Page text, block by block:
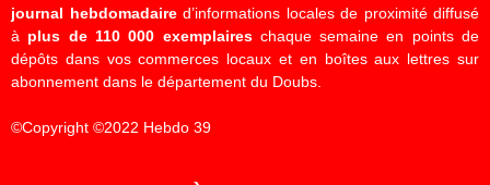
journal hebdomadaired’informations locales de proximité diffusé
à plus de 110 000 exemplaireschaque semaine en points de
dépôts dans vos commerces locaux et en boîtes aux lettres sur
abonnement dans le département du Doubs.
©Copyright ©2022 Hebdo 39